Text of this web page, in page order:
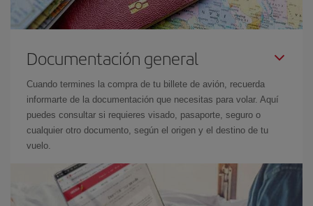
Documentación general
Cuando termines la compra de tu billete de avión, recuerda
informarte de la documentación que necesitas para volar. Aquí
puedes consultar si requieres visado, pasaporte, seguro o
cualquier otro documento, según el origen y el destino de tu
vuelo.